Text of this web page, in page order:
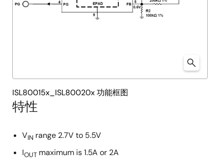
特性
VIN range 2.7V to 5.5V
IOUT maximum is 1.5A or 2A
ISL80015x_ISL80020x 功能框图